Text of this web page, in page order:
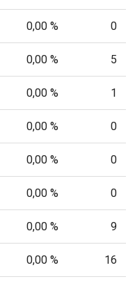
0,00 % 0
0,00 % 5
0,00 % 1
0,00 % 0
0,00 % 0
0,00 % 0
0,00 % 9
0,00 % 16